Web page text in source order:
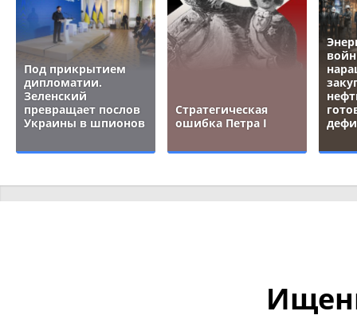
Под прикрытием
дипломатии.
Зеленский
превращает послов
Украины в шпионов
Стратегическая
ошибка Петра I